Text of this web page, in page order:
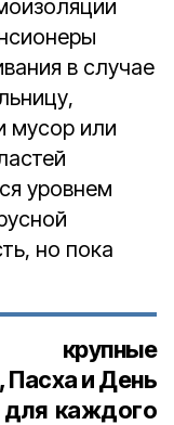
в случае
мусор или
уровнем
но пока
и День
каждого